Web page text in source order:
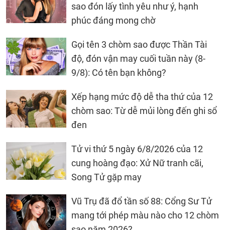
sao đón lấy tình yêu như ý, hạnh
phúc đáng mong chờ
Gọi tên 3 chòm sao được Thần Tài
độ, đón vận may cuối tuần này (8-
9/8): Có tên bạn không?
Xếp hạng mức độ dễ tha thứ của 12
chòm sao: Từ dễ mủi lòng đến ghi sổ
đen
Tử vi thứ 5 ngày 6/8/2026 của 12
cung hoàng đạo: Xử Nữ tranh cãi,
Song Tử gặp may
Vũ Trụ đã đổ tần số 88: Cổng Sư Tử
mang tới phép màu nào cho 12 chòm